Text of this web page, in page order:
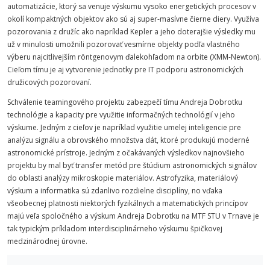
automatizácie, ktorý sa venuje výskumu vysoko energetických procesov v
okolí kompaktných objektov ako sú aj super-masívne čierne diery. Využíva
pozorovania z družíc ako napríklad Kepler a jeho doterajšie výsledky mu
už v minulosti umožnili pozorovať vesmírne objekty podľa vlastného
výberu najcitlivejším röntgenovym ďalekohľadom na orbite (XMM-Newton).
Cieľom tímu je aj vytvorenie jednotky pre IT podporu astronomických
družicových pozorovaní.
Schválenie teamingového projektu zabezpečí tímu Andreja Dobrotku
technológie a kapacity pre využitie informačných technológií v jeho
výskume. Jedným z cieľov je napríklad využitie umelej inteligencie pre
analýzu signálu a obrovského množstva dát, ktoré produkujú moderné
astronomické prístroje. Jedným z očakávaných výsledkov najnovšieho
projektu by mal byť transfer metód pre štúdium astronomických signálov
do oblasti analýzy mikroskopie materiálov. Astrofyzika, materiálový
výskum a informatika sú zdanlivo rozdielne disciplíny, no vďaka
všeobecnej platnosti niektorých fyzikálnych a matematických princípov
majú veľa spoločného a výskum Andreja Dobrotku na MTF STU v Trnave je
tak typickým príkladom interdisciplinárneho výskumu špičkovej
medzinárodnej úrovne.